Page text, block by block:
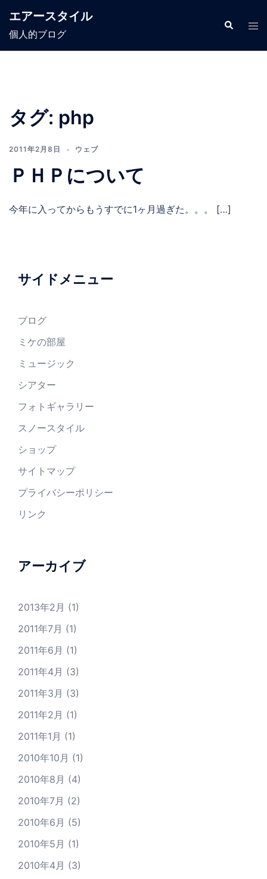
ン
エアースタイル
個人的ブログ
検
索
ト
タグ: php
2011年2月8日 ウェブ
ＰＨＰについて
今年に入ってからもうすでに1ヶ月過ぎた。。。 […]
サイドメニュー
ブログ
ミケの部屋
ミュージック
シアター
フォトギャラリー
スノースタイル
ショップ
サイトマップ
プライバシーポリシー
リンク
アーカイブ
2013年2月 (1)
2011年7月 (1)
2011年6月 (1)
2011年4月 (3)
2011年3月 (3)
2011年2月 (1)
2011年1月 (1)
2010年10月 (1)
2010年8月 (4)
2010年7月 (2)
2010年6月 (5)
2010年5月 (1)
2010年4月 (3)